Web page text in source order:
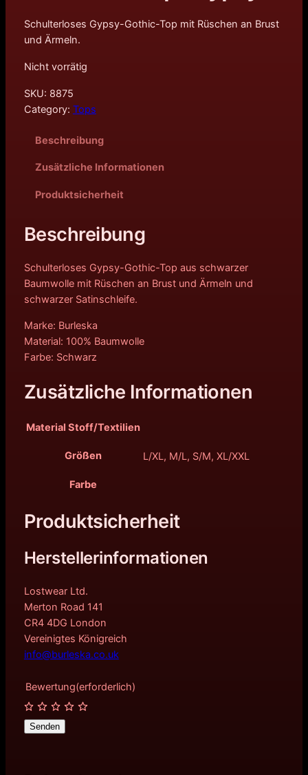
Schulterloses Gypsy-Gothic-Top mit Rüschen an Brust
und Ärmeln.
Nicht vorrätig
SKU: 8875
Category: Tops
Beschreibung
Zusätzliche Informationen
Produktsicherheit
Beschreibung
Schulterloses Gypsy-Gothic-Top aus schwarzer
Baumwolle mit Rüschen an Brust und Ärmeln und
schwarzer Satinschleife.
Marke: Burleska
Material: 100% Baumwolle
Farbe: Schwarz
Zusätzliche Informationen
Material Stoff/Textilien
Größen L/XL, M/L, S/M, XL/XXL
Farbe
Produktsicherheit
Herstellerinformationen
Lostwear Ltd.
Merton Road 141
CR4 4DG London
Vereinigtes Königreich
info@burleska.co.uk
Bewertung(erforderlich)
Senden